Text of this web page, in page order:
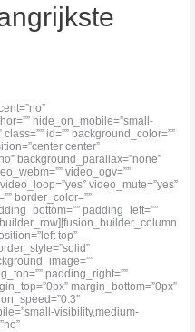
hide_on_mobile=”small-
id=”” background_color=””
center”
background_parallax=”none”
video_ogv=””
video_mute=”yes”
border_color=””
padding_left=””
top”
padding_right=””
margin_bottom=”0px”
visibility,medium-